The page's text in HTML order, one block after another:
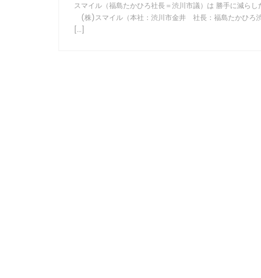
スマイル（福島たかひろ社長＝渋川市議）は 勝手に減ら
(株)スマイル（本社：渋川市金井 社長：福島たかひろ
[…]